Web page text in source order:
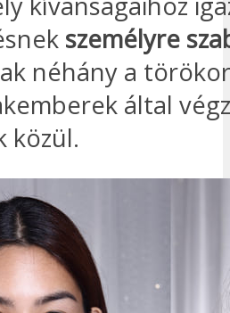
személyre
néhány a
által
közül.